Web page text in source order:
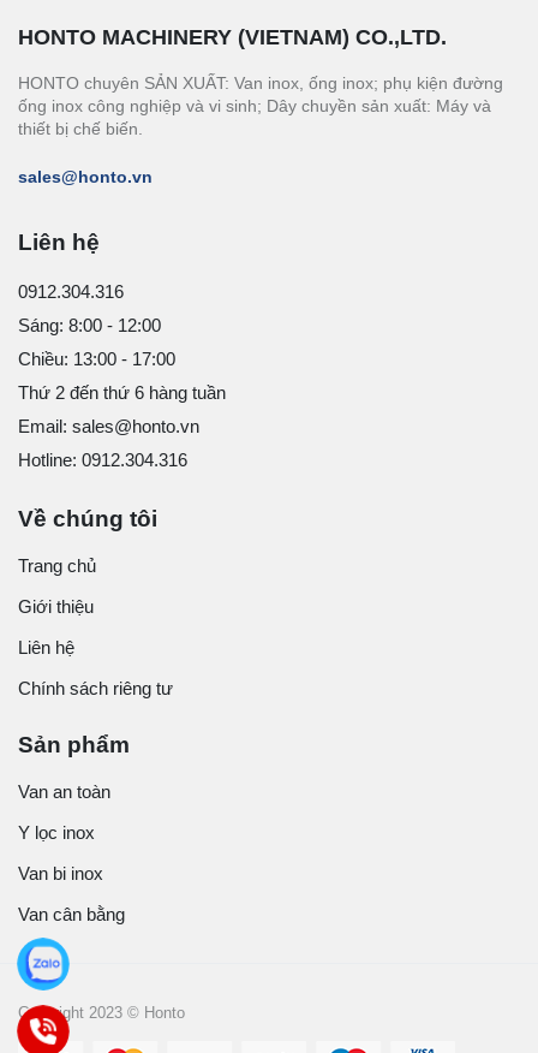
HONTO MACHINERY (VIETNAM) CO.,LTD.
HONTO chuyên SẢN XUẤT: Van inox, ống inox; phụ kiện đường
ống inox công nghiệp và vi sinh; Dây chuyền sản xuất: Máy và
thiết bị chế biến.
sales@honto.vn
Liên hệ
0912.304.316
Sáng: 8:00 - 12:00
Chiều: 13:00 - 17:00
Thứ 2 đến thứ 6 hàng tuần
Email: sales@honto.vn
Hotline: 0912.304.316
Về chúng tôi
Trang chủ
Giới thiệu
Liên hệ
Chính sách riêng tư
Sản phẩm
Van an toàn
Y lọc inox
Van bi inox
Van cân bằng
Copyright 2023 © Honto